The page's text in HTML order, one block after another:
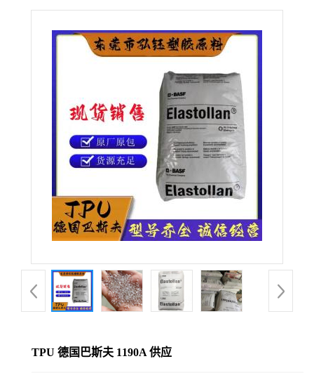
品
展
TPU 德国巴斯夫 1190A 供应